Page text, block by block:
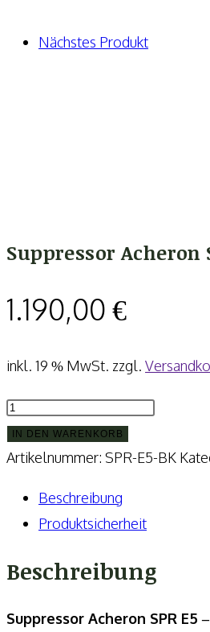
Nächstes Produkt
Suppressor Acheron
1.190,00 €
inkl. 19 % MwSt. zzgl.
Suppressor
Acheron
SPR
-
nur
IN DEN WARENKORB
Artikelnummer: SPR-E5-BK
Beschreibung
Produktsicherheit
Beschreibung
Suppressor Acheron SPR